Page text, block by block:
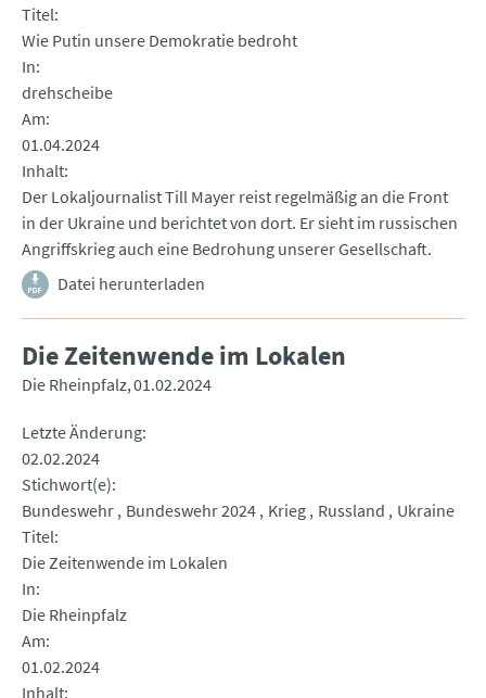
Titel
Wie Putin unsere Demokratie bedroht
In
drehscheibe
Am
01.04.2024
Inhalt
Der Lokaljournalist Till Mayer reist regelmäßig an die Front
in der Ukraine und berichtet von dort. Er sieht im russischen
Angriffskrieg auch eine Bedrohung unserer Gesellschaft.
Datei herunterladen
Die Zeitenwende im Lokalen
Die Rheinpfalz 01.02.2024
Letzte Änderung
02.02.2024
Stichwort(e)
Bundeswehr Bundeswehr 2024 Krieg Russland
Ukraine
Titel
Die Zeitenwende im Lokalen
In
Die Rheinpfalz
Am
01.02.2024
Inhalt